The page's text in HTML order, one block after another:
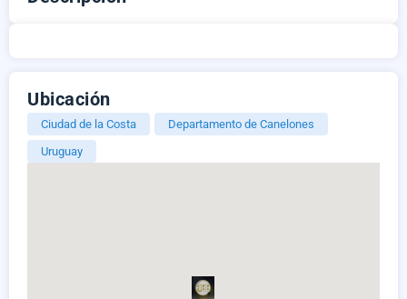
Ubicación
Ciudad de la Costa
Departamento de Canelones
Uruguay